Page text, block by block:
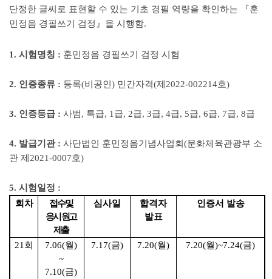
단정한 글씨로 표현할 수 있는 기초 경필 역량을 확인하는
『훈
민정음 경필쓰기 검정 』 을 시행함.
1. 시험명칭 : 훈민정음 경필쓰기 검정 시험
2. 인증종류 : 등록(비공인 ) 민간자격(제 2022-002214호)
3. 인증등급 : 사범, 특급, 1 급, 2급, 3급, 4급, 5급, 6급, 7급, 8급
4. 발급기관 : 사단법인 훈민정음기념사업회 (문화체육관광부 소
관 제 2021-0007호)
5. 시험일정 :
회차
접수 및
응시 원고
제출
심사일
합격자
발표
인증서 발송
21 회 7.06(월)
~
7.10(금)
7.17(금) 7.20(월) 7.20(월)~7.24(금)